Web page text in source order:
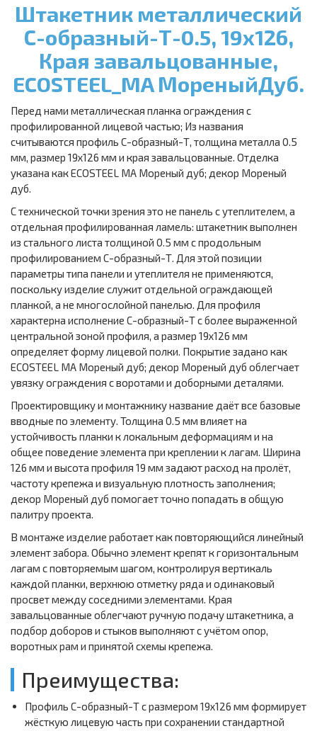
Штакетник металлический
С-образный-Т-0.5, 19х126,
Края завальцованные,
ECOSTEEL_MA МореныйДуб.
Перед нами металлическая планка ограждения с
профилированной лицевой частью; Из названия
считываются профиль С-образный-Т, толщина металла 0.5
мм, размер 19х126 мм и края завальцованные. Отделка
указана как ECOSTEEL MA Мореный дуб; декор Мореный
дуб.
С технической точки зрения это не панель с утеплителем, а
отдельная профилированная ламель: штакетник выполнен
из стального листа толщиной 0.5 мм с продольным
профилированием С-образный-Т. Для этой позиции
параметры типа панели и утеплителя не применяются,
поскольку изделие служит отдельной ограждающей
планкой, а не многослойной панелью. Для профиля
характерна исполнение С-образный-Т с более выраженной
центральной зоной профиля, а размер 19х126 мм
определяет форму лицевой полки. Покрытие задано как
ECOSTEEL MA Мореный дуб; декор Мореный дуб облегчает
увязку ограждения с воротами и доборными деталями.
Проектировщику и монтажнику название даёт все базовые
вводные по элементу. Толщина 0.5 мм влияет на
устойчивость планки к локальным деформациям и на
общее поведение элемента при креплении к лагам. Ширина
126 мм и высота профиля 19 мм задают расход на пролёт,
частоту крепежа и визуальную плотность заполнения;
декор Мореный дуб помогает точно попадать в общую
палитру проекта.
В монтаже изделие работает как повторяющийся линейный
элемент забора. Обычно элемент крепят к горизонтальным
лагам с повторяемым шагом, контролируя вертикаль
каждой планки, верхнюю отметку ряда и одинаковый
просвет между соседними элементами. Края
завальцованные облегчают ручную подачу штакетника, а
подбор доборов и стыков выполняют с учётом опор,
воротных рам и принятой схемы крепежа.
Преимущества:
Профиль С-образный-Т с размером 19х126 мм формирует
жёсткую лицевую часть при сохранении стандартной